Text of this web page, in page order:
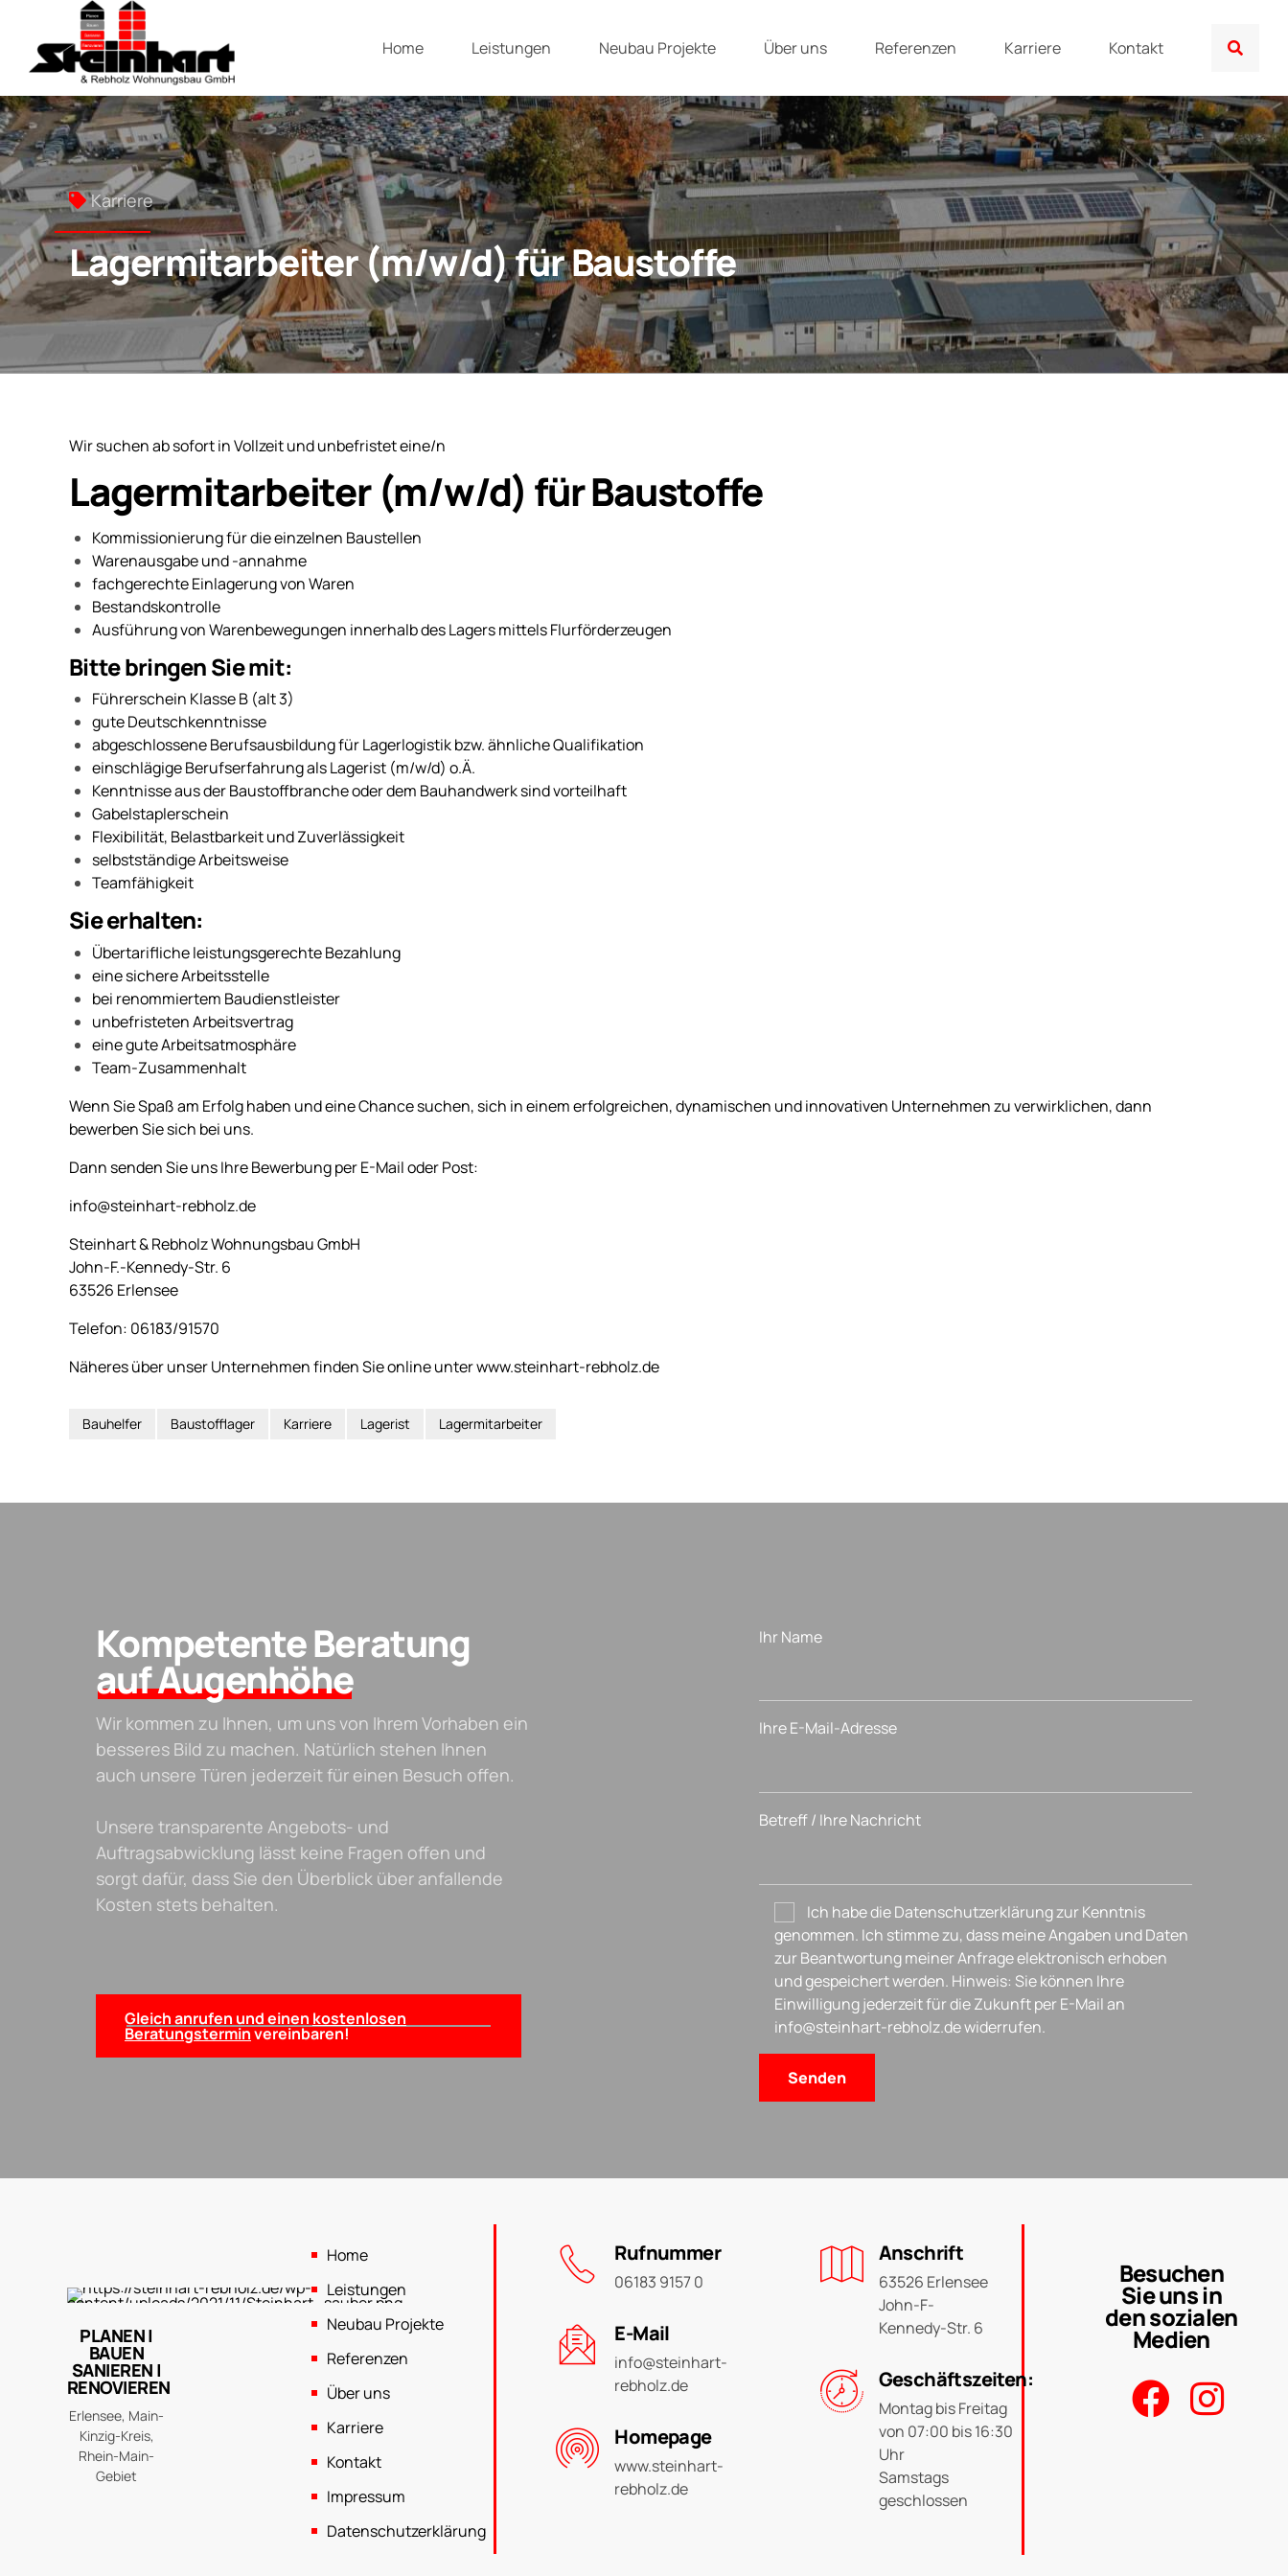
Home Leistungen Neubau Projekte Über uns Referenzen Karriere Kontakt
Karriere
Lagermitarbeiter (m/w/d) für Baustoffe
Wir suchen ab sofort in Vollzeit und unbefristet eine/n
Lagermitarbeiter (m/w/d) für Baustoffe
Kommissionierung für die einzelnen Baustellen
Warenausgabe und -annahme
fachgerechte Einlagerung von Waren
Bestandskontrolle
Ausführung von Warenbewegungen innerhalb des Lagers mittels Flurförderzeugen
Bitte bringen Sie mit:
Führerschein Klasse B (alt 3)
gute Deutschkenntnisse
abgeschlossene Berufsausbildung für Lagerlogistik bzw. ähnliche Qualifikation
einschlägige Berufserfahrung als Lagerist (m/w/d) o.Ä.
Kenntnisse aus der Baustoffbranche oder dem Bauhandwerk sind vorteilhaft
Gabelstaplerschein
Flexibilität, Belastbarkeit und Zuverlässigkeit
selbstständige Arbeitsweise
Teamfähigkeit
Sie erhalten:
Übertarifliche leistungsgerechte Bezahlung
eine sichere Arbeitsstelle
bei renommiertem Baudienstleister
unbefristeten Arbeitsvertrag
eine gute Arbeitsatmosphäre
Team-Zusammenhalt
Wenn Sie Spaß am Erfolg haben und eine Chance suchen, sich in einem erfolgreichen, dynamischen und innovativen Unternehmen zu verwirklichen, dann
bewerben Sie sich bei uns.
Dann senden Sie uns Ihre Bewerbung per E-Mail oder Post:
info@steinhart-rebholz.de
Steinhart & Rebholz Wohnungsbau GmbH
John-F.-Kennedy-Str. 6
63526 Erlensee
Telefon: 06183/91570
Näheres über unser Unternehmen finden Sie online unter www.steinhart-rebholz.de
Bauhelfer Baustofflager Karriere Lagerist Lagermitarbeiter
Kompetente Beratung
auf Augenhöhe
Wir kommen zu Ihnen, um uns von Ihrem Vorhaben ein
besseres Bild zu machen. Natürlich stehen Ihnen
auch unsere Türen jederzeit für einen Besuch offen.
Unsere transparente Angebots- und
Auftragsabwicklung lässt keine Fragen offen und
sorgt dafür, dass Sie den Überblick über anfallende
Kosten stets behalten.
Gleich anrufen und einen kostenlosen
Beratungsterminvereinbaren!
Ihr Name
Ihre E-Mail-Adresse
Betreff / Ihre Nachricht
Ich habe die Datenschutzerklärung zur Kenntnis
genommen. Ich stimme zu, dass meine Angaben und Daten
zur Beantwortung meiner Anfrage elektronisch erhoben
und gespeichert werden. Hinweis: Sie können Ihre
Einwilligung jederzeit für die Zukunft per E-Mail an
info@steinhart-rebholz.de widerrufen.
PLANEN |
BAUEN
SANIEREN |
RENOVIEREN
Erlensee, Main-
Kinzig-Kreis,
Rhein-Main-
Gebiet
Home
Leistungen
Neubau Projekte
Referenzen
Über uns
Karriere
Kontakt
Impressum
Datenschutzerklärung
Rufnummer
06183 9157 0
E-Mail
info@steinhart-
rebholz.de
Homepage
www.steinhart-
rebholz.de
Anschrift
63526 Erlensee
John-F-
Kennedy-Str. 6
Geschäftszeiten:
Montag bis Freitag
von 07:00 bis 16:30
Uhr
Samstags
geschlossen
Besuchen
Sie uns in
den sozialen
Medien